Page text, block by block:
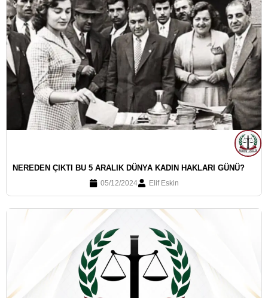
NEREDEN ÇIKTI BU 5 ARALIK DÜNYA KADIN HAKLARI GÜNÜ?
05/12/2024 Elif Eskin